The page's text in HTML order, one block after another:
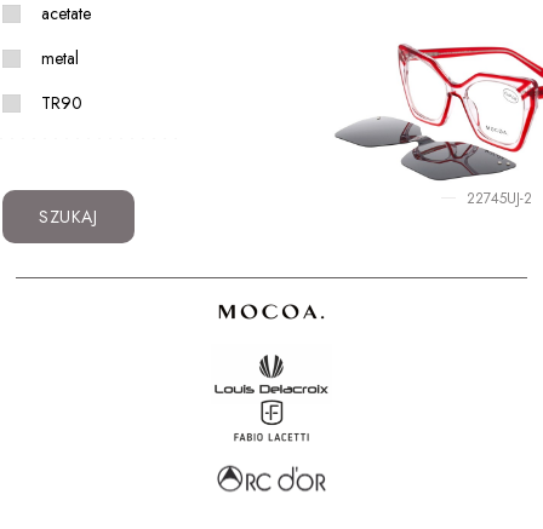
acetate
metal
TR90
SZUKAJ
22745UJ-2